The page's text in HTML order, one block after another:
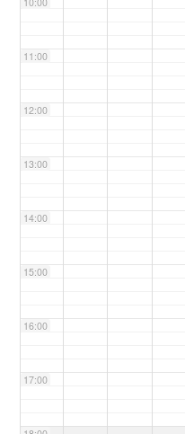
11:00
12:00
13:00
14:00
15:00
16:00
17:00